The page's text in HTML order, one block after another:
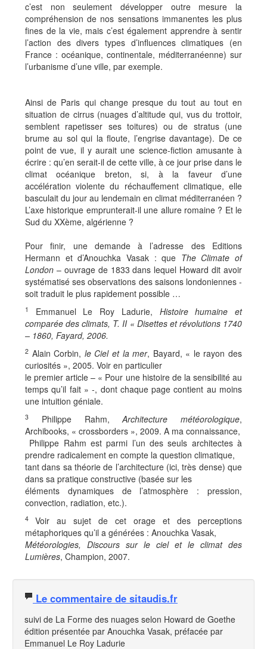
c’est non seulement développer outre mesure la
compréhension de nos sensations immanentes les plus
fines de la vie, mais c’est également apprendre à sentir
l’action des divers types d’influences climatiques (en
France : océanique, continentale, méditerranéenne) sur
l’urbanisme d’une ville, par exemple.
Ainsi de Paris qui change presque du tout au tout en
situation de cirrus (nuages d’altitude qui, vus du trottoir,
semblent rapetisser ses toitures) ou de stratus (une
brume au sol qui la floute, l’engrise davantage). De ce
point de vue, il y aurait une science-fiction amusante à
écrire : qu’en serait-il de cette ville, à ce jour prise dans le
climat océanique breton, si, à la faveur d’une
accélération violente du réchauffement climatique, elle
basculait du jour au lendemain en climat méditerranéen ?
L’axe historique emprunterait-il une allure romaine ? Et le
Sud du XXème, algérienne ?
Pour finir, une demande à l’adresse des Editions
Hermann et d’Anouchka Vasak : que The Climate of
London – ouvrage de 1833 dans lequel Howard dit avoir
systématisé ses observations des saisons londoniennes -
soit traduit le plus rapidement possible …
1 Emmanuel Le Roy Ladurie, Histoire humaine et
comparée des climats, T. II « Disettes et révolutions 1740
– 1860, Fayard, 2006.
2 Alain Corbin, le Ciel et la mer, Bayard, « le rayon des
curiosités », 2005. Voir en particulier
le premier article – « Pour une histoire de la sensibilité au
temps qu’il fait » -, dont chaque page contient au moins
une intuition géniale.
3 Philippe Rahm,Architecture météorologique,
Archibooks, « crossborders », 2009. A ma connaissance,
Philippe Rahm est parmi l’un des seuls architectes à
prendre radicalement en compte la question climatique,
tant dans sa théorie de l’architecture (ici, très dense) que
dans sa pratique constructive (basée sur les
éléments dynamiques de l’atmosphère : pression,
convection, radiation, etc.).
4 Voir au sujet de cet orage et des perceptions
métaphoriques qu’il a générées : Anouchka Vasak,
Météorologies, Discours sur le ciel et le climat des
Lumières, Champion, 2007.
Le commentaire de sitaudis.fr
suivi de La Forme des nuages selon Howard de Goethe
édition présentée par Anouchka Vasak, préfacée par
Emmanuel Le Roy Ladurie